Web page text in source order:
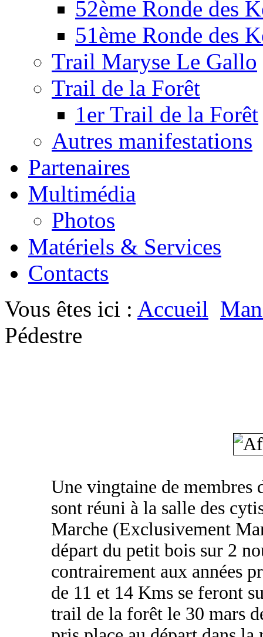
52ème Ronde des
51ème Ronde des
Trail Maryse Le Gallo
Trail de la Forêt
1er Trail de la Forêt
Autres manifestations
Partenaires
Multimédia
Photos
Matériels & Services
Contacts
Vous êtes ici : Accueil
Pédestre
Une vingtaine de membres
sont réuni à la salle des
Marche (Exclusivement
départ du petit bois sur 2
contrairement aux années
de 11 et 14 Kms se feront
trail de la forêt le 30 mars